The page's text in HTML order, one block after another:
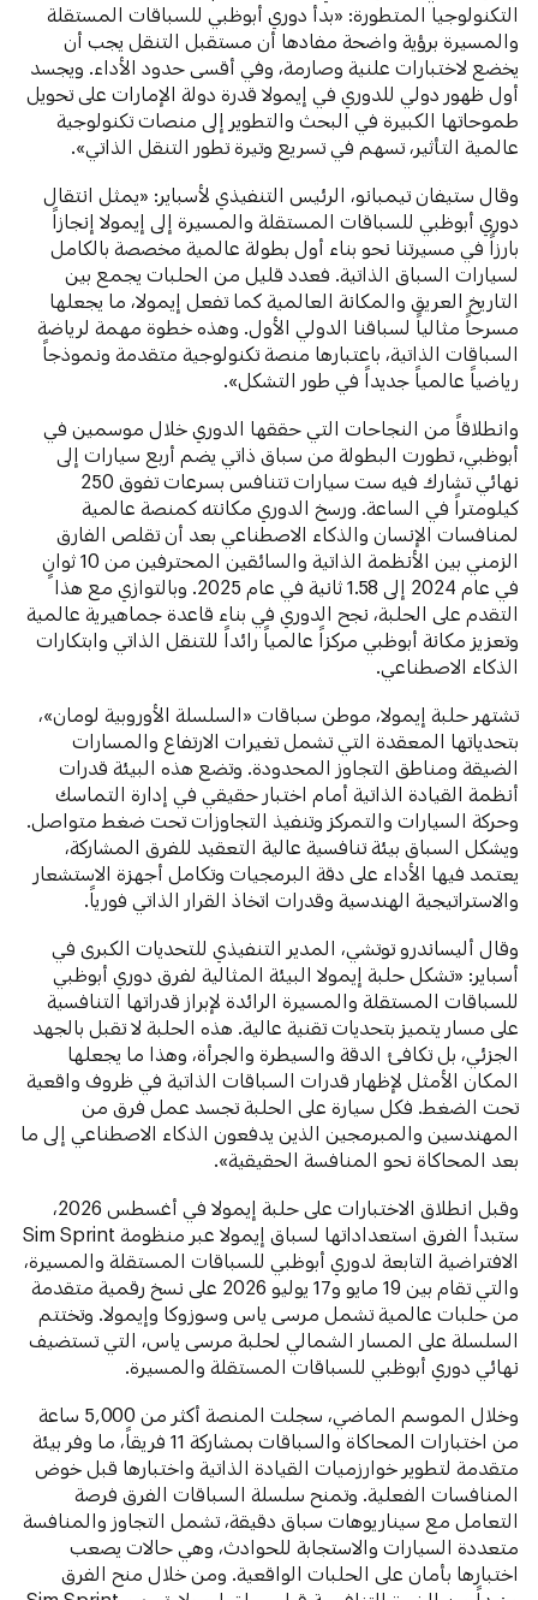
التكنولوجيا المتطورة: «بدأ دوري أبوظبي للسباقات المستقلة
والمسيرة برؤية واضحة مفادها أن مستقبل التنقل يجب أن
يخضع لاختبارات علنية وصارمة، وفي أقسى حدود الأداء. ويجسد
أول ظهور دولي للدوري في إيمولا قدرة دولة الإمارات على تحويل
طموحاتها الكبيرة في البحث والتطوير إلى منصات تكنولوجية
عالمية التأثير، تسهم في تسريع وتيرة تطور التنقل الذاتي».
وقال ستيفان تيمبانو، الرئيس التنفيذي لأسباير: «يمثل انتقال
دوري أبوظبي للسباقات المستقلة والمسيرة إلى إيمولا إنجازاً
بارزاً في مسيرتنا نحو بناء أول بطولة عالمية مخصصة بالكامل
لسيارات السباق الذاتية. فعدد قليل من الحلبات يجمع بين
التاريخ العريق والمكانة العالمية كما تفعل إيمولا، ما يجعلها
مسرحاً مثالياً لسباقنا الدولي الأول. وهذه خطوة مهمة لرياضة
السباقات الذاتية، باعتبارها منصة تكنولوجية متقدمة ونموذجاً
رياضياً عالمياً جديداً في طور التشكل».
وانطلاقاً من النجاحات التي حققها الدوري خلال موسمين في
أبوظبي، تطورت البطولة من سباق ذاتي يضم أربع سيارات إلى
نهائي تشارك فيه ست سيارات تتنافس بسرعات تفوق 250
كيلومتراً في الساعة. ورسخ الدوري مكانته كمنصة عالمية
لمنافسات الإنسان والذكاء الاصطناعي بعد أن تقلص الفارق
الزمني بين الأنظمة الذاتية والسائقين المحترفين من 10 ثوانٍ
في عام 2024 إلى 1.58 ثانية في عام 2025. وبالتوازي مع هذا
التقدم على الحلبة، نجح الدوري في بناء قاعدة جماهيرية عالمية
وتعزيز مكانة أبوظبي مركزاً عالمياً رائداً للتنقل الذاتي وابتكارات
الذكاء الاصطناعي.
تشتهر حلبة إيمولا، موطن سباقات «السلسلة الأوروبية لومان»،
بتحدياتها المعقدة التي تشمل تغيرات الارتفاع والمسارات
الضيقة ومناطق التجاوز المحدودة. وتضع هذه البيئة قدرات
أنظمة القيادة الذاتية أمام اختبار حقيقي في إدارة التماسك
وحركة السيارات والتمركز وتنفيذ التجاوزات تحت ضغط متواصل.
ويشكل السباق بيئة تنافسية عالية التعقيد للفرق المشاركة،
يعتمد فيها الأداء على دقة البرمجيات وتكامل أجهزة الاستشعار
والاستراتيجية الهندسية وقدرات اتخاذ القرار الذاتي فورياً.
وقال أليساندرو توتشي، المدير التنفيذي للتحديات الكبرى في
أسباير: «تشكل حلبة إيمولا البيئة المثالية لفرق دوري أبوظبي
للسباقات المستقلة والمسيرة الرائدة لإبراز قدراتها التنافسية
على مسار يتميز بتحديات تقنية عالية. هذه الحلبة لا تقبل بالجهد
الجزئي، بل تكافئ الدقة والسيطرة والجرأة، وهذا ما يجعلها
المكان الأمثل لإظهار قدرات السباقات الذاتية في ظروف واقعية
تحت الضغط. فكل سيارة على الحلبة تجسد عمل فرق من
المهندسين والمبرمجين الذين يدفعون الذكاء الاصطناعي إلى ما
بعد المحاكاة نحو المنافسة الحقيقية».
وقبل انطلاق الاختبارات على حلبة إيمولا في أغسطس 2026،
ستبدأ الفرق استعداداتها لسباق إيمولا عبر منظومة Sim Sprint
الافتراضية التابعة لدوري أبوظبي للسباقات المستقلة والمسيرة،
والتي تقام بين 19 مايو و17 يوليو 2026 على نسخ رقمية متقدمة
من حلبات عالمية تشمل مرسى ياس وسوزوكا وإيمولا. وتختتم
السلسلة على المسار الشمالي لحلبة مرسى ياس، التي تستضيف
نهائي دوري أبوظبي للسباقات المستقلة والمسيرة.
وخلال الموسم الماضي، سجلت المنصة أكثر من 5,000 ساعة
من اختبارات المحاكاة والسباقات بمشاركة 11 فريقاً، ما وفر بيئة
متقدمة لتطوير خوارزميات القيادة الذاتية واختبارها قبل خوض
المنافسات الفعلية. وتمنح سلسلة السباقات الفرق فرصة
التعامل مع سيناريوهات سباق دقيقة، تشمل التجاوز والمنافسة
متعددة السيارات والاستجابة للحوادث، وهي حالات يصعب
اختبارها بأمان على الحلبات الواقعية. ومن خلال منح الفرق